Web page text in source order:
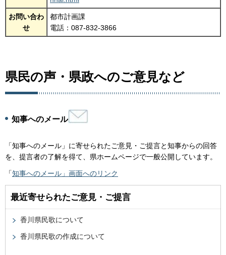
お問い合わ
せ
都市計画課
電話：087-832-3866
県民の声・県政へのご意見など
知事へのメール
「知事へのメール」に寄せられたご意見・ご提言と知事からの回答
を、提言者の了解を得て、県ホームページで一般公開しています。
「知事へのメール」画面へのリンク
最近寄せられたご意見・ご提言
香川県民歌について
香川県民歌の作成について